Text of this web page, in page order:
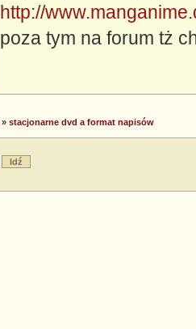
http://
poza tym na forum tż
» stacjonarne dvd a format napisów